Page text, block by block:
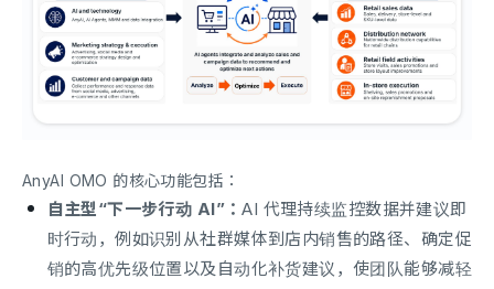
AnyAI OMO 的核心功能包括：
自主型“下一步行动 AI”：AI 代理持续监控数据并建议即
时行动，例如识别从社群媒体到店内销售的路径、确定促
销的高优先级位置以及自动化补货建议，使团队能够减轻